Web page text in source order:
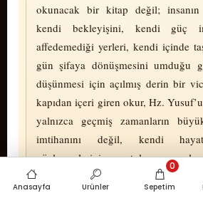
okunacak bir kitap değil; insanın
kendi bekleyişini, kendi güç
affedemediği yerleri, kendi içinde
gün şifaya dö­nüş­me­sini umduğu
düşünmesi için açılmış derin bir
kapıdan içeri giren okur, Hz.
yalnızca geçmiş zamanların
imtihanını değil, kendi
yüzleşmelerini, unutulmuş
bekleyen mahrem alanlarını bulacaktır.
Anasayfa Ürünler Sepetim
0